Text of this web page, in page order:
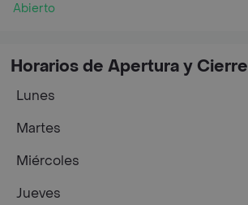
Abierto
Horarios de Apertura y Cierre
Lunes
Martes
Miércoles
Jueves